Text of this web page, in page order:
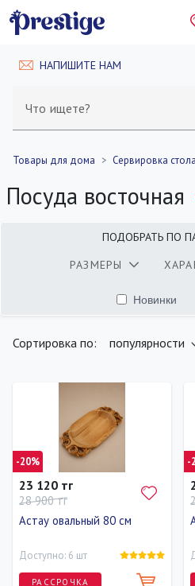
НАПИШИТЕ НАМ
Что ищете?
Товары для дома Сервировка стола
Посуда восточная
ПОДОБРАТЬ ПО
РАЗМЕРЫ
Новинки
Сортировка по: популярности
-20%
23 120 тг
28 900 тг
Астау овальный 80 см
Доступно: 6 шт
РАССРОЧКА
-